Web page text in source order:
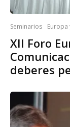
Seminarios Europa
XII Foro
deberes